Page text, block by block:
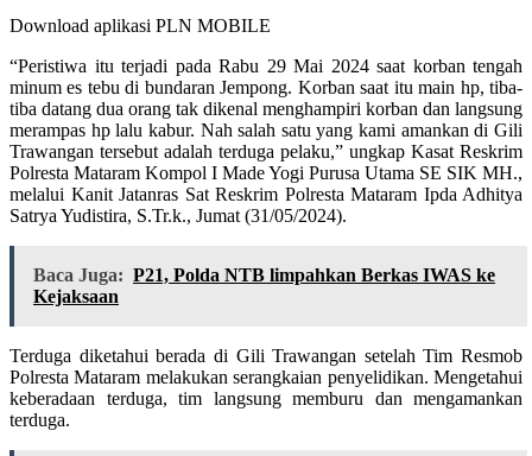
Download aplikasi PLN MOBILE
“Peristiwa itu terjadi pada Rabu 29 Mai 2024 saat korban tengah
minum es tebu di bundaran Jempong. Korban saat itu main hp, tiba-
tiba datang dua orang tak dikenal menghampiri korban dan langsung
merampas hp lalu kabur. Nah salah satu yang kami amankan di Gili
Trawangan tersebut adalah terduga pelaku,” ungkap Kasat Reskrim
Polresta Mataram Kompol I Made Yogi Purusa Utama SE SIK MH.,
melalui Kanit Jatanras Sat Reskrim Polresta Mataram Ipda Adhitya
Satrya Yudistira, S.Tr.k., Jumat (31/05/2024).
Baca Juga: P21, Polda NTB limpahkan Berkas IWAS ke
Kejaksaan
Terduga diketahui berada di Gili Trawangan setelah Tim Resmob
Polresta Mataram melakukan serangkaian penyelidikan. Mengetahui
keberadaan terduga, tim langsung memburu dan mengamankan
terduga.